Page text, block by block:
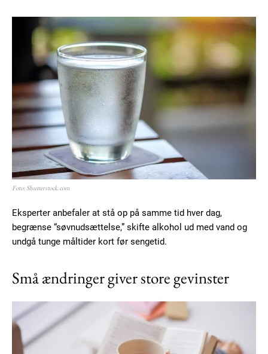
Foto: Shutterstock.com
Eksperter anbefaler at stå op på samme tid hver dag,
begrænse “søvnudsættelse,” skifte alkohol ud med vand og
undgå tunge måltider kort før sengetid.
Små ændringer giver store gevinster